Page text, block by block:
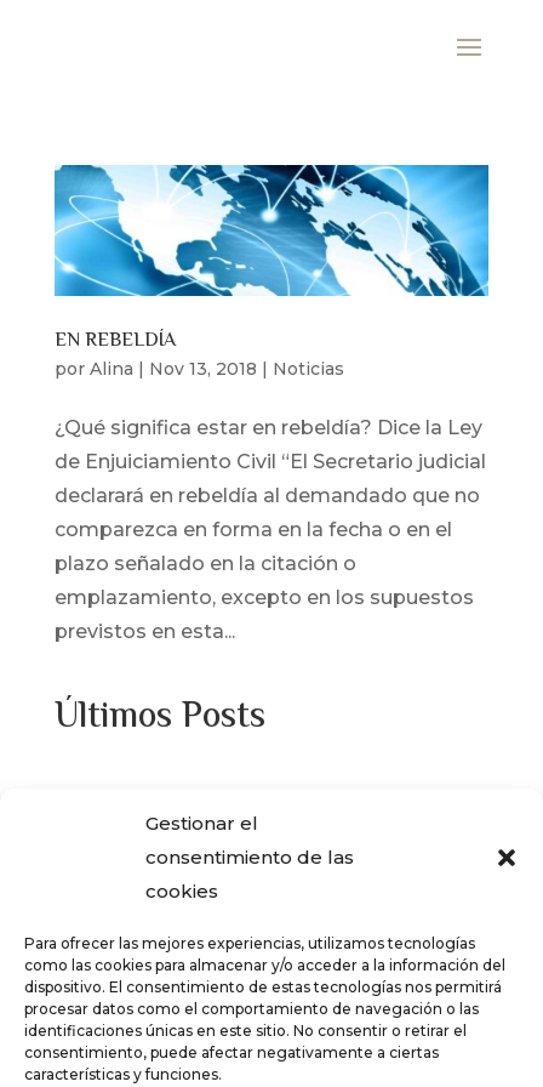
Gestionar el
consentimiento de las
cookies
Para ofrecer las mejores experiencias, utilizamos tecnologías
como las cookies para almacenar y/o acceder a la información del
dispositivo. El consentimiento de estas tecnologías nos permitirá
procesar datos como el comportamiento de navegación o las
identificaciones únicas en este sitio. No consentir o retirar el
consentimiento, puede afectar negativamente a ciertas
características y funciones.
EN REBELDÍA
por Alina | Nov 13, 2018 | Noticias
¿Qué significa estar en rebeldía? Dice la Ley
de Enjuiciamiento Civil “El Secretario judicial
declarará en rebeldía al demandado que no
comparezca en forma en la fecha o en el
plazo señalado en la citación o
emplazamiento, excepto en los supuestos
previstos en esta...
Últimos Posts
ENCASA CIBELES compró al IVIMA en el
año 2013?
LAS EMPRESAS
¿Qué es el teletrabajo y en que consiste?
CRÉDITOS – TARJETAS REVOLVING
FALSOS CORREOS ELECTRÓNICOS CON